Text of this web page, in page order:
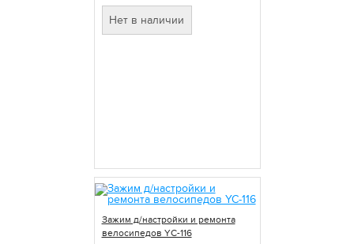
Нет в наличии
Зажим д/настройки и ремонта
велосипедов YC-116